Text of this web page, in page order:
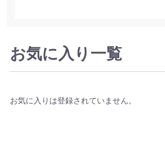
お気に入り一覧
お気に入りは登録されていません。